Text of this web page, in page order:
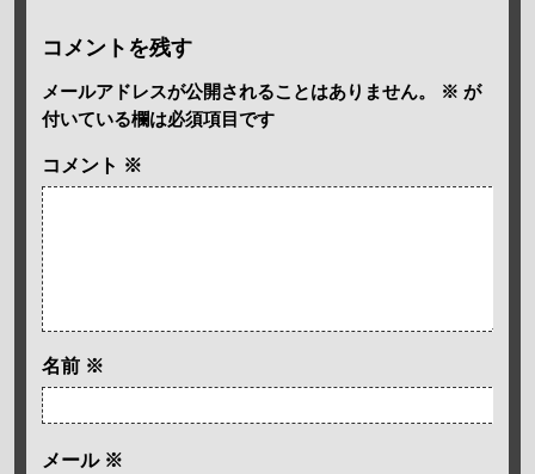
コメントを残す
メールアドレスが公開されることはありません。 ※ が
付いている欄は必須項目です
コメント ※
名前 ※
メール ※